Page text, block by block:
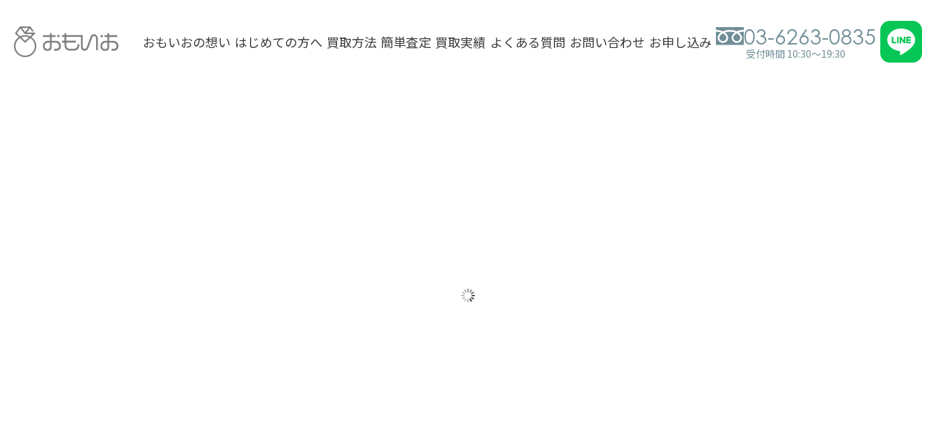
おもいおの想い はじめての方へ 買取方法 簡単査定 買取実績 よくある質問 お問い合わせ お申し込み 03-6263-0835
受付時間 10:30～19:30